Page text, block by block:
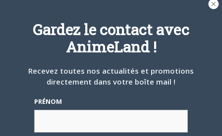
0
Digimon en préparation
pour 2027
Gardez le contact avec
AnimeLand !
Recevez toutes nos actualités et promotions
directement dans votre boîte mail !
PRÉNOM